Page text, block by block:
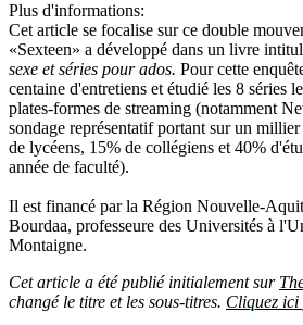
Plus d'informations:
Cet article se focalise sur ce double
«Sexteen» a développé dans un livre
sexe et séries pour ados. Pour cette
centaine d'entretiens et étudié les 8 séries
plates-formes de streaming (notamment
sondage représentatif portant sur un
de lycéens, 15% de collégiens et 40%
année de faculté).
Il est financé par la Région Nouvelle-
Bourdaa, professeure des Universités à
Montaigne.
Cet article a été publié initialement sur
changé le titre et les sous-titres. Cliquez